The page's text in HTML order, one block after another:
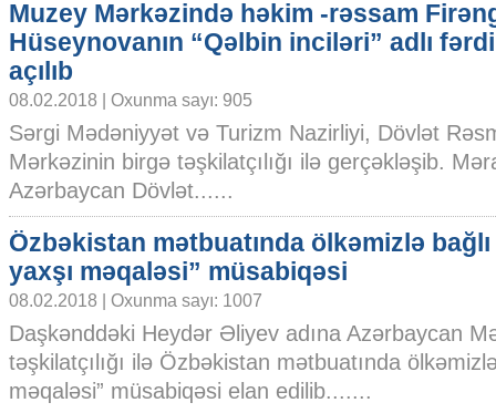
Muzey Mərkəzində həkim -rəssam
Hüseynovanın “Qəlbin inciləri” adlı
açılıb
08.02.2018 | Oxunma sayı: 905
Sərgi Mədəniyyət və Turizm Nazirliyi, Dövlət
Mərkəzinin birgə təşkilatçılığı ilə gerçəkləşib.
Azərbaycan Dövlət......
Özbəkistan mətbuatında ölkəmizlə
yaxşı məqaləsi” müsabiqəsi
08.02.2018 | Oxunma sayı: 1007
Daşkənddəki Heydər Əliyev adına Azərbaycan
təşkilatçılığı ilə Özbəkistan mətbuatında
məqaləsi” müsabiqəsi elan edilib.......